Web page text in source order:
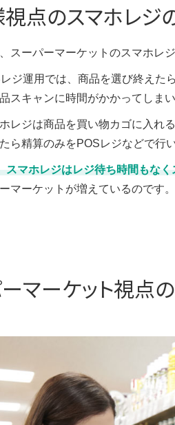
点のスマホレジ
スーパーマーケットのスマホレ
ジ運用では、商品を選び終えた
スキャンに時間がかかってしま
レジは商品を買い物カゴに入れ
ら精算のみをPOSレジなどで行
スマホレジはレジ待ち時間もな
マーケットが増えているのです。
マーケット視点